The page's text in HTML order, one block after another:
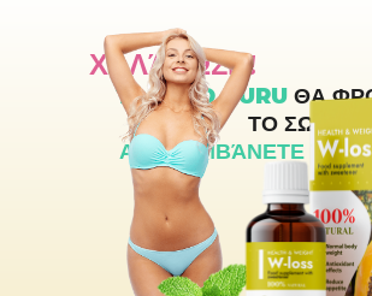
ΧΑΛΆΡΩΣΕ!
ΤΟ KETO GURU ΘΑ
ΤΟ ΣΩΜΑ
ΑΠΟΛΑΜΒΆΝΕΤΕ ΤΗ